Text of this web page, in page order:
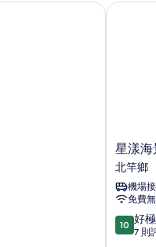
星
漾
海
景
民
宿
北
星漾海
北竿鄉
機場
免費
10.0
分，
10 好
7 則
星漾海